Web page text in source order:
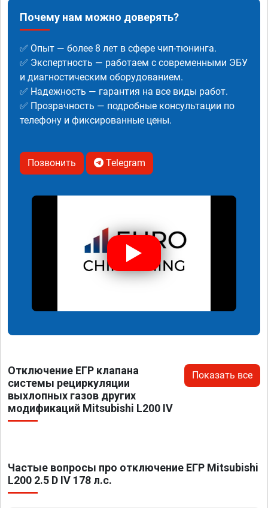
Почему нам можно доверять?
✅ Опыт — более 8 лет в сфере чип-тюнинга.
✅ Экспертность — работаем с современными ЭБУ
и диагностическим оборудованием.
✅ Надежность — гарантия на все виды работ.
✅ Прозрачность — подробные консультации по
телефону и фиксированные цены.
Позвонить Telegram
Отключение ЕГР клапана
системы рециркуляции
выхлопных газов других
модификаций Mitsubishi L200 IV
Показать все
Частые вопросы про отключение ЕГР Mitsubishi
L200 2.5 D IV 178 л.с.